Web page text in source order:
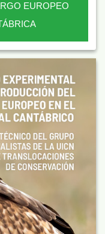
EUROPEO